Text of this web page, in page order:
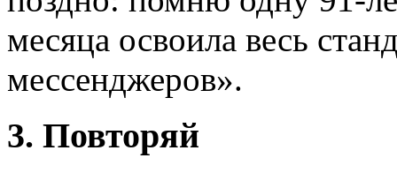
месяца освоила весь
мессенджеров».
3. Повторяй